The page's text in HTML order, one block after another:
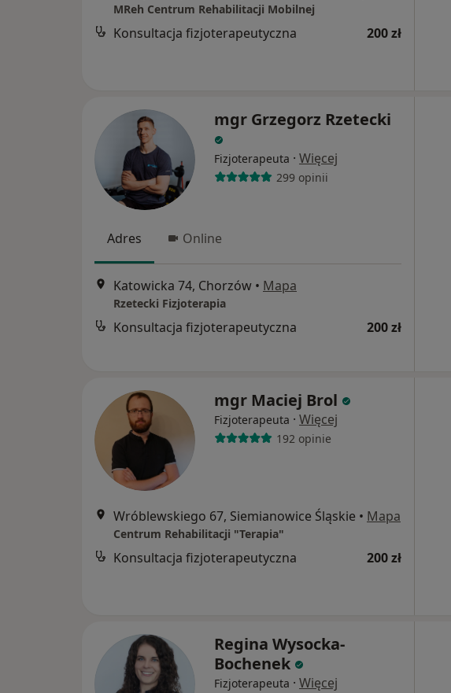
MReh Centrum Rehabilitacji Mobilnej
Konsultacja fizjoterapeutyczna 200 zł
mgr Grzegorz Rzetecki
Fizjoterapeuta · Więcej
299 opinii
Adres Online
Katowicka 74, Chorzów • Mapa
Rzetecki Fizjoterapia
Konsultacja fizjoterapeutyczna 200 zł
mgr Maciej Brol
Fizjoterapeuta · Więcej
192 opinie
Wróblewskiego 67, Siemianowice Śląskie • Mapa
Centrum Rehabilitacji "Terapia"
Konsultacja fizjoterapeutyczna 200 zł
Regina Wysocka-
Bochenek
Fizjoterapeuta · Więcej